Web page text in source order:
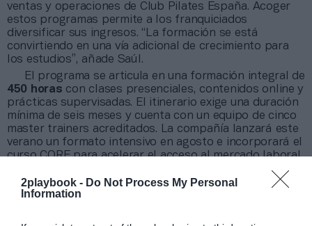
2playbook - Do Not Process My Personal
Information
ventas y operaciones de Club Pilates España. Acoger
estos programas permite a los franquiciados
diversificar sus ingresos. “La formación se está
convirtiendo en una vía adicional de crecimiento para
los estudios”, añade Saúl.
El programa se articula en una formación integral de
450 horas con clases presenciales, contenidos online y
prácticas supervisadas. El itinerario exige una duración
mínima de seis meses y cuenta con un equipo de cinco
master trainers acreditados. La compañía lanzará este
verano un formato intensivo en agosto e incorporará el
curso CORE para acelerar el acceso al mercado laboral
con el reconocimiento del National Pilates Certification
Program.